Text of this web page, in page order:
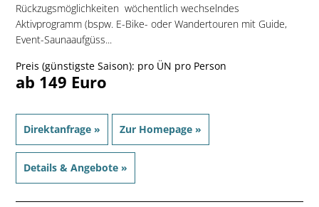
Rückzugsmöglichkeiten  wöchentlich wechselndes
Aktivprogramm (bspw. E-Bike- oder Wandertouren mit Guide,
Event-Saunaaufgüss...
Preis (günstigste Saison): pro ÜN pro Person
ab 149 Euro
Direktanfrage » Zur Homepage »
Details & Angebote »